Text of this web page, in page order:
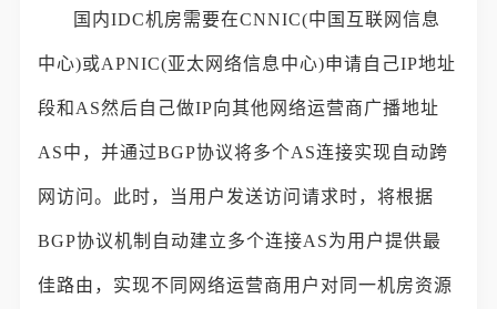
国内IDC机房需要在CNNIC(中国互联网信息
中心)或APNIC(亚太网络信息中心)申请自己IP地址
段和AS然后自己做IP向其他网络运营商广播地址
AS中，并通过BGP协议将多个AS连接实现自动跨
网访问。此时，当用户发送访问请求时，将根据
BGP协议机制自动建立多个连接AS为用户提供最
佳路由，实现不同网络运营商用户对同一机房资源